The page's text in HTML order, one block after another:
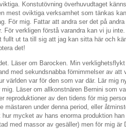
Konstutövning överhuvudtaget
mest oviktiga verksamhet som tänkas
För mig. Fattar att andra ser det på
För verkligen förstå varandra kan vi ju
fullt ut ta till sig att jag kan sitta här och
det!
Läser om Barocken. Min
med sekundsnabba förnimmelser av
världen var för den som var där. Lär mig
Läser om allkonstnären Bernini som
reproduktioner av den tidens för mig
mästaren under denna period, eller
hur mycket av hans enorma produktion
med massor av gesäller) men för mig är